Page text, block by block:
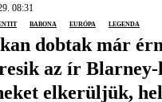
08:31
babona Európa legenda
dobtak már
az ír Blarney-
elkerüljük,